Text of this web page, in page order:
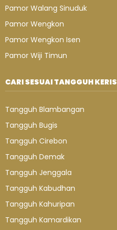
Pamor Walang Sinuduk
Pamor Wengkon
Pamor Wengkon Isen
Pamor Wiji Timun
CARI SESUAI TANGGUH KERIS
Tangguh Blambangan
Tangguh Bugis
Tangguh Cirebon
Tangguh Demak
Tangguh Jenggala
Tangguh Kabudhan
Tangguh Kahuripan
Tangguh Kamardikan